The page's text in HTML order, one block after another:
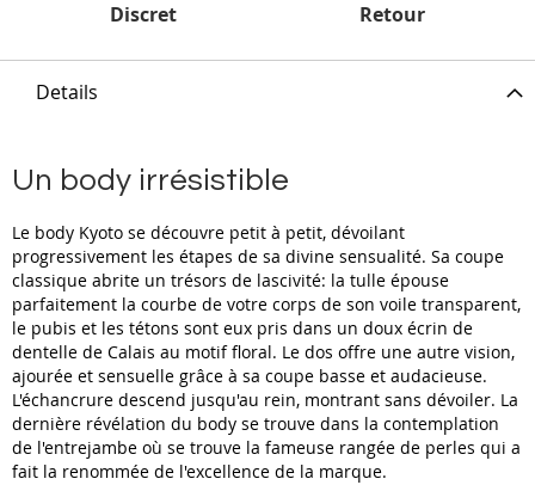
Discret
Retour
Details
Un body irrésistible
Le body Kyoto se découvre petit à petit, dévoilant
progressivement les étapes de sa divine sensualité. Sa coupe
classique abrite un trésors de lascivité: la tulle épouse
parfaitement la courbe de votre corps de son voile transparent,
le pubis et les tétons sont eux pris dans un doux écrin de
dentelle de Calais au motif floral. Le dos offre une autre vision,
ajourée et sensuelle grâce à sa coupe basse et audacieuse.
L'échancrure descend jusqu'au rein, montrant sans dévoiler. La
dernière révélation du body se trouve dans la contemplation
de l'entrejambe où se trouve la fameuse rangée de perles qui a
fait la renommée de l'excellence de la marque.